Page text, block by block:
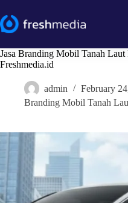
to
content
Jasa Branding Mobil Tanah Laut
Freshmedia.id
admin
February
Branding Mobil Tanah